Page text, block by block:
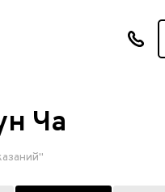
Ча